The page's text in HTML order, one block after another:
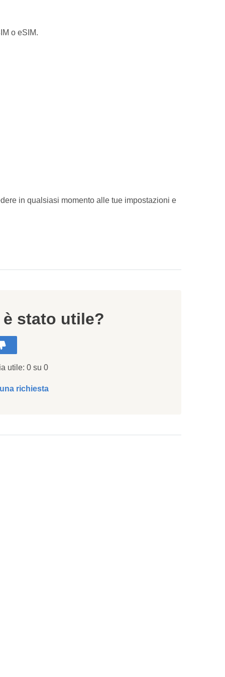
o eSIM.
in qualsiasi momento alle tue impostazioni e
stato utile?
utile: 0 su 0
una richiesta